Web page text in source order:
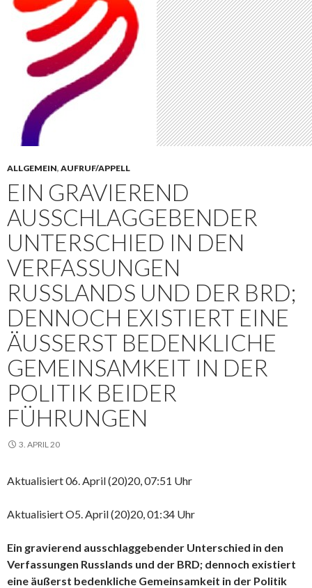
ALLGEMEIN, AUFRUF/APPELL
EIN GRAVIEREND
AUSSCHLAGGEBENDER
UNTERSCHIED IN DEN
VERFASSUNGEN
RUSSLANDS UND DER BRD;
DENNOCH EXISTIERT EINE
ÄUSSERST BEDENKLICHE G
EMEINSAMKEIT IN DER P
OLITIK BEIDER F
ÜHRUNGEN
3. APRIL 20
Aktualisiert 06. April (20)20, 07:51 Uhr
Aktualisiert O5. April (20)20, 01:34 Uhr
Ein gravierend ausschlaggebender Unterschied in den
Verfassungen Russlands und der BRD; dennoch existiert
eine äußerst bedenkliche Gemeinsamkeit in der Politik